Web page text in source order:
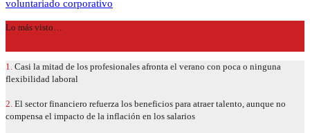
voluntariado corporativo
Lo más visto…
1. Casi la mitad de los profesionales afronta el verano con poca o ninguna
flexibilidad laboral
2. El sector financiero refuerza los beneficios para atraer talento, aunque no
compensa el impacto de la inflación en los salarios